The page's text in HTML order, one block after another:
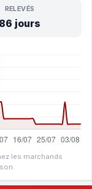
RELEVÉS
86 jours
les marchands